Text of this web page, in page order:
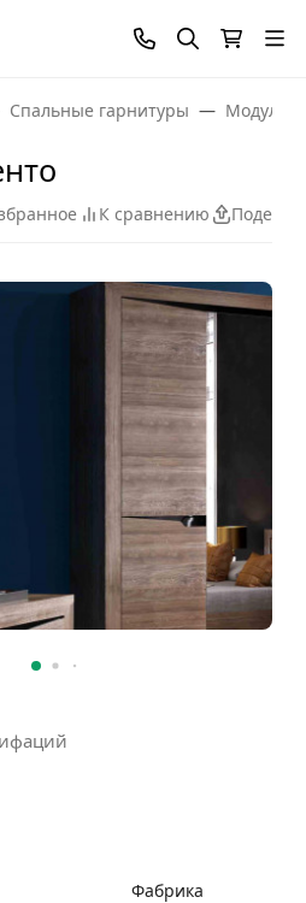
Спальные гарнитуры
К сравнению
Фабрика